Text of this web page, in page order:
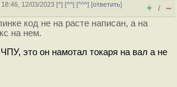
18:46, 12/03/2023 [^] [^^] [^^^] [ответить]
+ / –
код не на расте написан, а на
на нем.
это он намотал токаря на вал а не